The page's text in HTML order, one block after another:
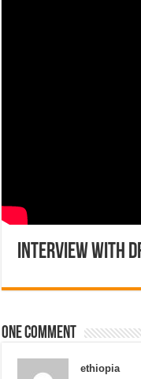
Interview with
One comment
ethiopia